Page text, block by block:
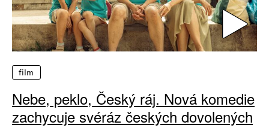
film
Nebe, peklo, Český ráj. Nová komedie
zachycuje svéráz českých dovolených